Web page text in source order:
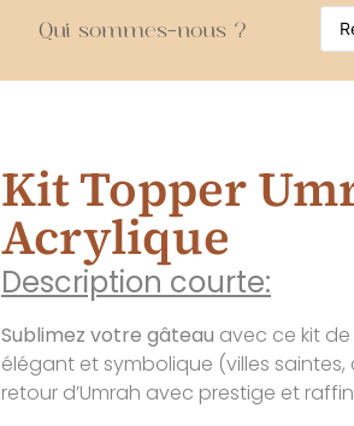
Qui sommes-nous ?
Kit Topper
Acrylique
Description courte:
Sublimez votre gâteau avec ce kit
élégant et symbolique (villes
retour d’Umrah avec prestige et